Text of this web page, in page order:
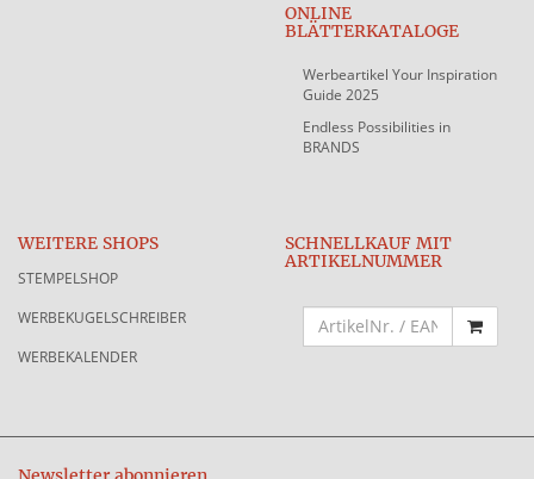
ONLINE
BLÄTTERKATALOGE
Werbeartikel Your Inspiration
Guide 2025
Endless Possibilities in
BRANDS
WEITERE SHOPS
STEMPELSHOP
WERBEKUGELSCHREIBER
WERBEKALENDER
SCHNELLKAUF MIT
ARTIKELNUMMER